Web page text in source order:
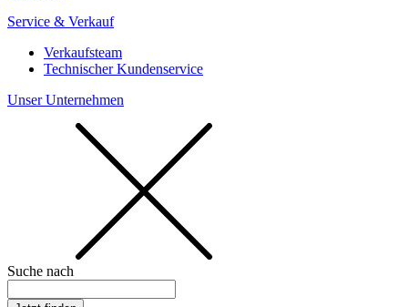
Service & Verkauf
Verkaufsteam
Technischer Kundenservice
Unser Unternehmen
Suche nach